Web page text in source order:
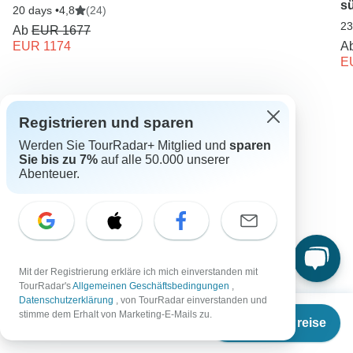
Termine & Preise
20 days •4,8 (24)
Ab EUR 1677
EUR 1174
Simbabwe entdecken
Simbabwe Safari Reiseveranstalter in Afrika
Hwange Rundreisen Rundreisen in Simbabwe
Familienreise Natur & Tierwelt Jeep Tour
Weihnachts- & Silvesterreise
Registrieren und sparen
Werden Sie TourRadar+ Mitglied und sparen
Sie bis zu 7% auf alle 50.000 unserer
Abenteuer.
Mit der Registrierung erkläre ich mich einverstanden mit
TourRadar'sAllgemeinen Geschäftsbedingungen ,
Datenschutzerklärung , von TourRadar einverstanden und
stimme dem Erhalt von Marketing-E-Mails zu.